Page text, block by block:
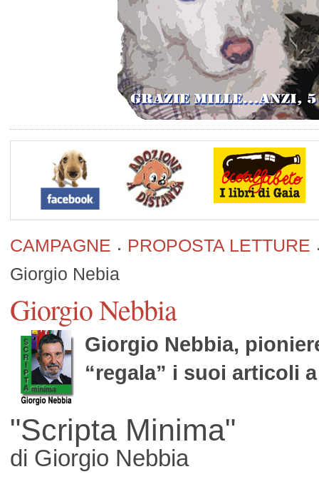
CAMPAGNE
PROPOSTA LETTURE
Giorgio Nebia
Giorgio Nebbia
Giorgio Nebbia,
“regala” i suoi articoli
"Scripta Minima"
di Giorgio Nebbia